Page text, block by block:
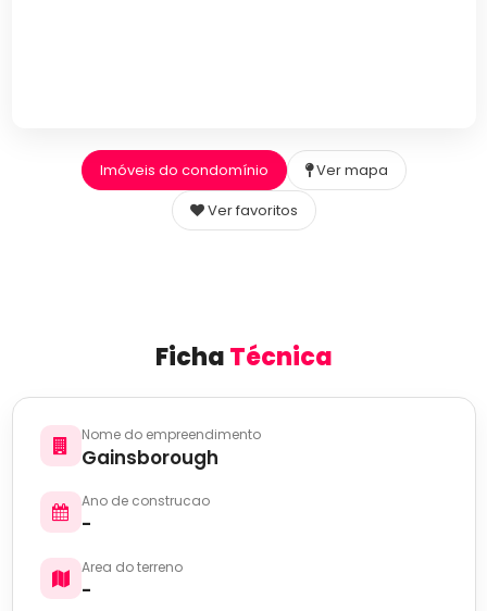
Imóveis do condomínio
Ver mapa
Ver favoritos
FichaTécnica
Nome do empreendimento
Gainsborough
Ano de construcao
-
Area do terreno
-